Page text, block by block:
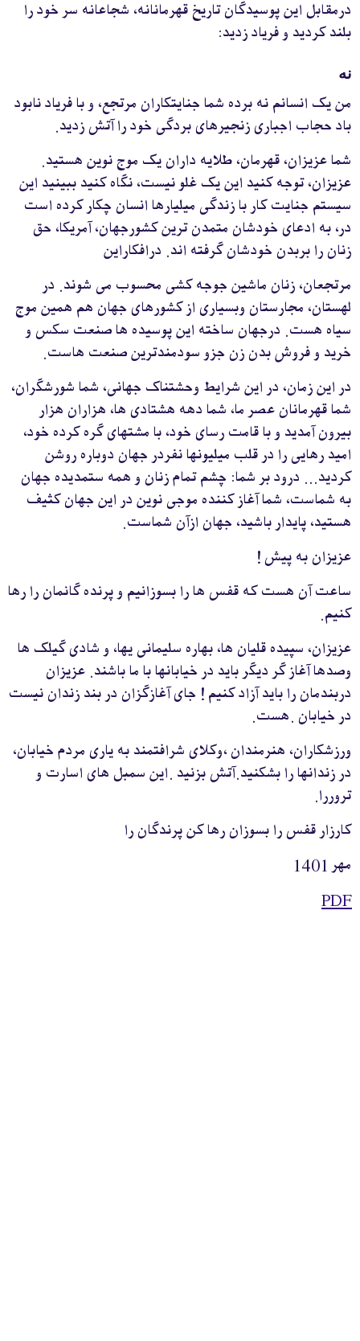
درمقابل اين پوسيدگان تاريخ قهرمانانه، شجاعانه سر خود را
بلند کرديد و فرياد زديد:
نه
من يک انسانم نه برده شما جنايتکاران مرتجع، و با فرياد نابود
باد حجاب اجباری زنجيرهای بردگی خود را آتش زديد.
شما عزيزان، قهرمان، طلايه داران يک موج نوين هستيد.
عزيزان، توجه کنيد اين يک غلو نيست، نگاه کنيد ببينيد اين
سيستم جنايت کار با زندگی ميليارها انسان چکار کرده است
در، به ادعای خودشان متمدن ترين کشورجهان، آمريکا، حق
زنان را بربدن خودشان گرفته اند. درافکاراين
مرتجعان، زنان ماشين جوجه کشی محسوب می شوند. در
لهستان، مجارستان وبسياری از کشورهای جهان هم همين موج
سياه هست. درجهان ساخته اين پوسيده ها صنعت سکس و
خريد و فروش بدن زن جزو سودمندترين صنعت هاست.
در اين زمان، در اين شرايط وحشتناک جهانی، شما شورشگران،
شما قهرمانان عصر ما، شما دهه هشتادی ها، هزاران هزار
بيرون آمديد و با قامت رسای خود، با مشتهای گره کرده خود،
اميد رهايی را در قلب ميليونها نفردر جهان دوباره روشن
کرديد... درود بر شما: چشم تمام زنان و همه ستمديده جهان
به شماست، شما آغاز کننده موجی نوين در اين جهان کثيف
هستيد، پايدار باشيد، جهان ازآن شماست.
عزيزان به پيش !
ساعت آن هست که قفس ها را بسوزانيم و پرنده گانمان را رها
کنيم.
عزيزان، سپيده قليان ها، بهاره سليمانی يها، و شادی گيلک ها
وصدها آغاز گر ديگر بايد در خيابانها با ما باشند. عزيزان
دربندمان را بايد آزاد کنيم ! جای آغازگزان در بند زندان نيست
در خيابان .هست.
ورزشکاران، هنرمندان ،وکلای شرافتمند به ياری مردم خيابان،
در زندانها را بشکنيد.آتش بزنيد .اين سمبل های اسارت و
تروررا.
کارزار قفس را بسوزان رها کن پرندگان را
مهر 1401
PDF